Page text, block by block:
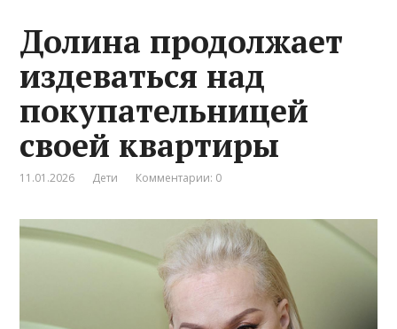
Долина продолжает
издеваться над
покупательницей
своей квартиры
11.01.2026 Дети Комментарии: 0